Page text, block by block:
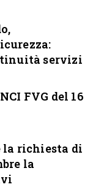
servizi
FVG del 16
la richiesta di
la